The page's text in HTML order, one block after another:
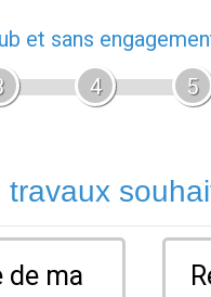
et sans
4 5
travaux
de ma